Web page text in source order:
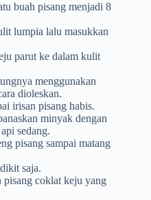
buah pisang menjadi 8
lumpia lalu masukkan
parut ke dalam kulit
menggunakan
dioleskan.
irisan pisang habis.
minyak dengan
sedang.
pisang sampai matang
saja.
coklat keju yang